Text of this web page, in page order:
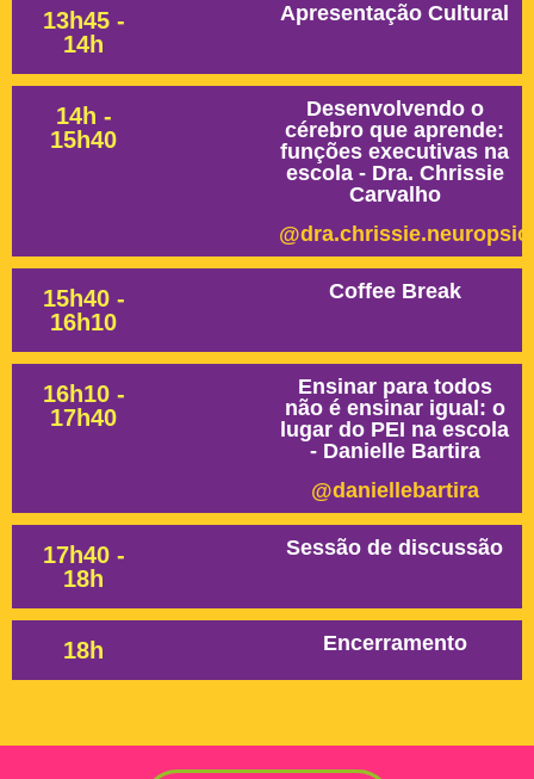
13h45 -
14h
Apresentação Cultural
14h -
15h40
Desenvolvendo o
cérebro que aprende:
funções executivas na
escola - Dra. Chrissie
Carvalho
15h40 -
16h10
Coffee Break
16h10 -
17h40
Ensinar para todos
não é ensinar igual: o
lugar do PEI na escola
- Danielle Bartira
@daniellebartira
17h40 -
18h
Sessão de discussão
18h Encerramento